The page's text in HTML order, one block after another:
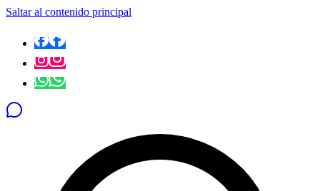
Saltar al contenido principal